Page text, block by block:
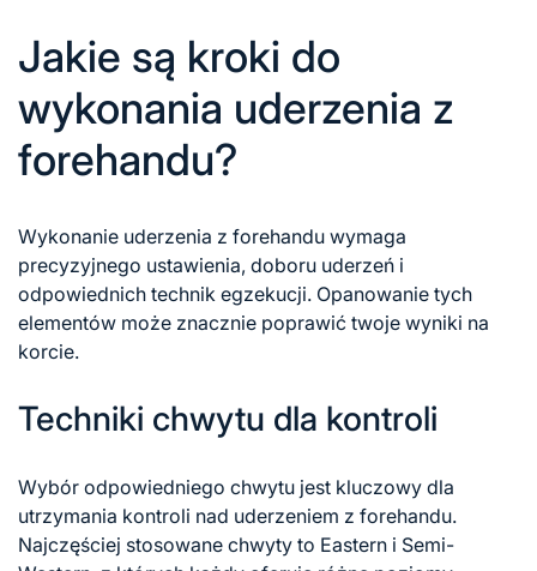
Jakie są kroki do
wykonania uderzenia z
forehandu?
Wykonanie uderzenia z forehandu wymaga
precyzyjnego ustawienia, doboru uderzeń i
odpowiednich technik egzekucji. Opanowanie tych
elementów może znacznie poprawić twoje wyniki na
korcie.
Techniki chwytu dla kontroli
Wybór odpowiedniego chwytu jest kluczowy dla
utrzymania kontroli nad uderzeniem z forehandu.
Najczęściej stosowane chwyty to Eastern i Semi-